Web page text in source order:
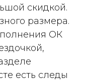
скидкой.
размера.
ОК
есть следы